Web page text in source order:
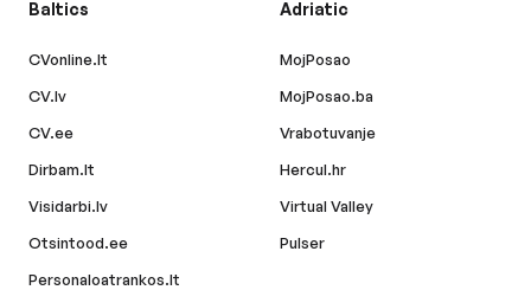
Baltics
CVonline.lt
CV.lv
CV.ee
Dirbam.lt
Visidarbi.lv
Otsintood.ee
Personaloatrankos.lt
Adriatic
MojPosao
MojPosao.ba
Vrabotuvanje
Hercul.hr
Virtual Valley
Pulser